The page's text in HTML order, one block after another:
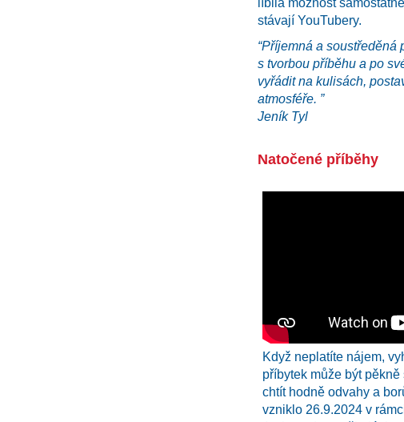
líbila možnost
stávají YouTubery.
“Příjemná a
s tvorbou příběhu a po
vyřádit na kulisách,
atmosféře. ”
Jeník Tyl
Natočené příběhy
Když neplatíte nájem,
příbytek může být
chtít hodně odvahy a
vzniklo 26.9.2024 v